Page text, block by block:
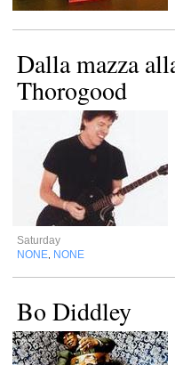
Dalla mazza
Thorogood
Saturday
NONE NONE
Bo Diddley